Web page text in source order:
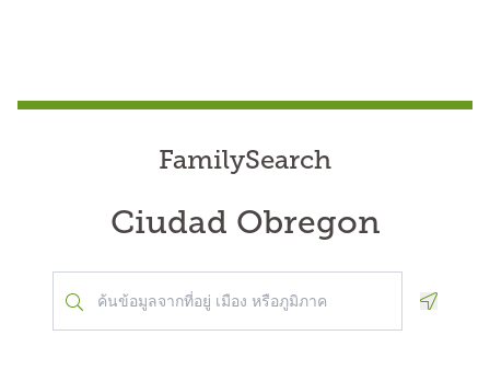
FamilySearch
Ciudad Obregon